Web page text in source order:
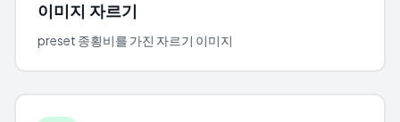
이미지 자르기
preset 종횡비를 가진 자르기 이미지